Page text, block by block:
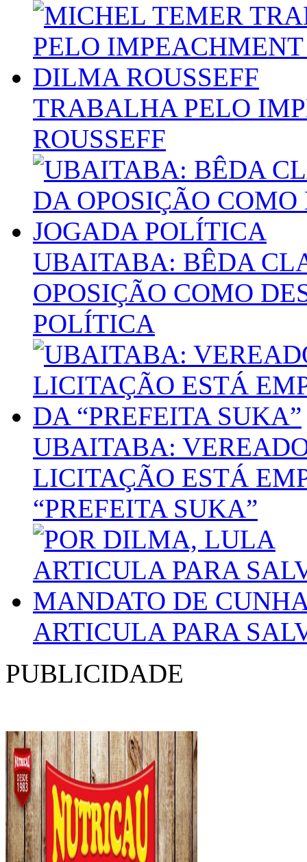
TRABALHA PELO
ROUSSEFF
UBAITABA: BÊDA
OPOSIÇÃO COMO
POLÍTICA
UBAITABA:
LICITAÇÃO ESTÁ
“PREFEITA SUKA”
ARTICULA PARA
PUBLICIDADE